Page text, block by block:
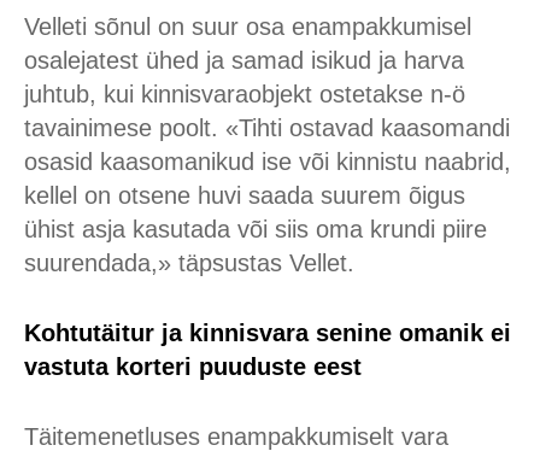
Velleti sõnul on suur osa enampakkumisel
osalejatest ühed ja samad isikud ja harva
juhtub, kui kinnisvaraobjekt ostetakse n-ö
tavainimese poolt. «Tihti ostavad kaasomandi
osasid kaasomanikud ise või kinnistu naabrid,
kellel on otsene huvi saada suurem õigus
ühist asja kasutada või siis oma krundi piire
suurendada,» täpsustas Vellet.
Kohtutäitur ja kinnisvara senine omanik ei
vastuta korteri puuduste eest
Täitemenetluses enampakkumiselt vara